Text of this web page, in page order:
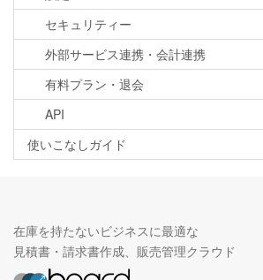
セキュリティー
外部サービス連携・会計連携
有料プラン・退会
API
使いこなしガイド
在庫を持たないビジネスに最適な
見積書・請求書作成、販売管理クラウド